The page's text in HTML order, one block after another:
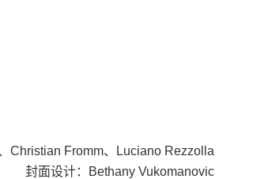
Christian Fromm、Luciano Rezzolla
封面设计：Bethany Vukomanovic